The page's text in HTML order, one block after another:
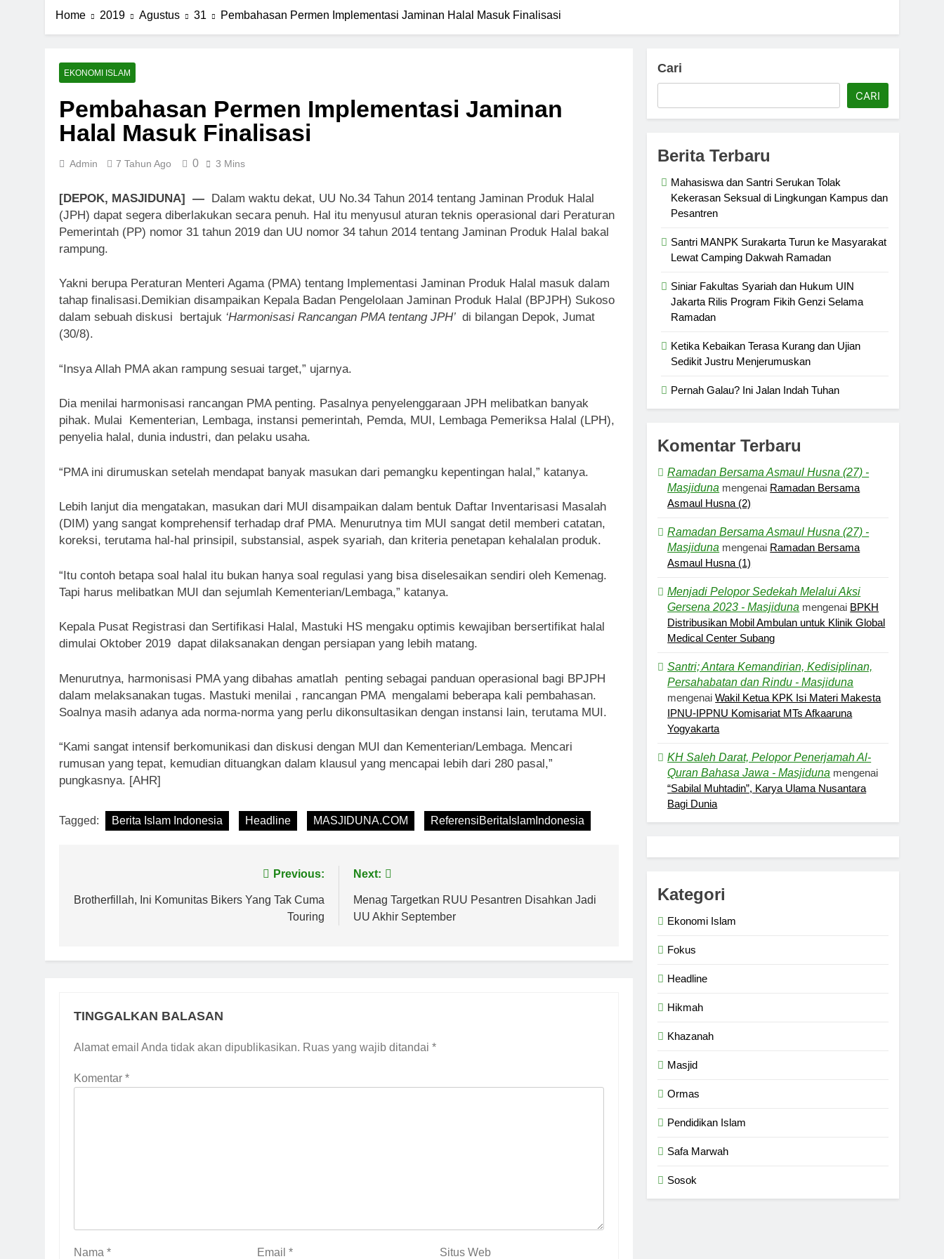
Home 2019 Agustus 31 Pembahasan Permen Implementasi Jaminan Halal Masuk Finalisasi
EKONOMI ISLAM
Pembahasan Permen Implementasi Jaminan
Halal Masuk Finalisasi
Admin 7 Tahun Ago 0 3 Mins
[DEPOK, MASJIDUNA] — Dalam waktu dekat, UU No.34 Tahun 2014 tentang Jaminan Produk Halal
(JPH) dapat segera diberlakukan secara penuh. Hal itu menyusul aturan teknis operasional dari Peraturan
Pemerintah (PP) nomor 31 tahun 2019 dan UU nomor 34 tahun 2014 tentang Jaminan Produk Halal bakal
rampung.
Yakni berupa Peraturan Menteri Agama (PMA) tentang Implementasi Jaminan Produk Halal masuk dalam
tahap finalisasi.Demikian disampaikan Kepala Badan Pengelolaan Jaminan Produk Halal (BPJPH) Sukoso
dalam sebuah diskusi bertajuk ‘Harmonisasi Rancangan PMA tentang JPH’ di bilangan Depok, Jumat
(30/8).
“Insya Allah PMA akan rampung sesuai target,” ujarnya.
Dia menilai harmonisasi rancangan PMA penting. Pasalnya penyelenggaraan JPH melibatkan banyak
pihak. Mulai Kementerian, Lembaga, instansi pemerintah, Pemda, MUI, Lembaga Pemeriksa Halal (LPH),
penyelia halal, dunia industri, dan pelaku usaha.
“PMA ini dirumuskan setelah mendapat banyak masukan dari pemangku kepentingan halal,” katanya.
Lebih lanjut dia mengatakan, masukan dari MUI disampaikan dalam bentuk Daftar Inventarisasi Masalah
(DIM) yang sangat komprehensif terhadap draf PMA. Menurutnya tim MUI sangat detil memberi catatan,
koreksi, terutama hal-hal prinsipil, substansial, aspek syariah, dan kriteria penetapan kehalalan produk.
“Itu contoh betapa soal halal itu bukan hanya soal regulasi yang bisa diselesaikan sendiri oleh Kemenag.
Tapi harus melibatkan MUI dan sejumlah Kementerian/Lembaga,” katanya.
Kepala Pusat Registrasi dan Sertifikasi Halal, Mastuki HS mengaku optimis kewajiban bersertifikat halal
dimulai Oktober 2019 dapat dilaksanakan dengan persiapan yang lebih matang.
Menurutnya, harmonisasi PMA yang dibahas amatlah penting sebagai panduan operasional bagi BPJPH
dalam melaksanakan tugas. Mastuki menilai , rancangan PMA mengalami beberapa kali pembahasan.
Soalnya masih adanya ada norma-norma yang perlu dikonsultasikan dengan instansi lain, terutama MUI.
“Kami sangat intensif berkomunikasi dan diskusi dengan MUI dan Kementerian/Lembaga. Mencari
rumusan yang tepat, kemudian dituangkan dalam klausul yang mencapai lebih dari 280 pasal,”
pungkasnya. [AHR]
Tagged: Berita Islam Indonesia Headline MASJIDUNA.COM ReferensiBeritaIslamIndonesia
pos
Previous:
Brotherfillah, Ini Komunitas Bikers Yang Tak Cuma
Touring
Next:
Menag Targetkan RUU Pesantren Disahkan Jadi
UU Akhir September
TINGGALKAN BALASAN
Alamat email Anda tidak akan dipublikasikan. Ruas yang wajib ditandai *
Komentar *
Nama * Email * Situs Web
Cari
CARI
Berita Terbaru
Mahasiswa dan Santri Serukan Tolak
Kekerasan Seksual di Lingkungan Kampus dan
Pesantren
Santri MANPK Surakarta Turun ke Masyarakat
Lewat Camping Dakwah Ramadan
Siniar Fakultas Syariah dan Hukum UIN
Jakarta Rilis Program Fikih Genzi Selama
Ramadan
Ketika Kebaikan Terasa Kurang dan Ujian
Sedikit Justru Menjerumuskan
Pernah Galau? Ini Jalan Indah Tuhan
Komentar Terbaru
Ramadan Bersama Asmaul Husna (27) -
Masjiduna mengenai Ramadan Bersama
Asmaul Husna (2)
Ramadan Bersama Asmaul Husna (27) -
Masjiduna mengenai Ramadan Bersama
Asmaul Husna (1)
Menjadi Pelopor Sedekah Melalui Aksi
Gersena 2023 - Masjiduna mengenai BPKH
Distribusikan Mobil Ambulan untuk Klinik Global
Medical Center Subang
Santri; Antara Kemandirian, Kedisiplinan,
Persahabatan dan Rindu - Masjiduna
mengenaiWakil Ketua KPK Isi Materi Makesta
IPNU-IPPNU Komisariat MTs Afkaaruna
Yogyakarta
KH Saleh Darat, Pelopor Penerjamah Al-
Quran Bahasa Jawa - Masjiduna mengenai
“Sabilal Muhtadin”, Karya Ulama Nusantara
Bagi Dunia
Kategori
Ekonomi Islam
Fokus
Headline
Hikmah
Khazanah
Masjid
Ormas
Pendidikan Islam
Safa Marwah
Sosok